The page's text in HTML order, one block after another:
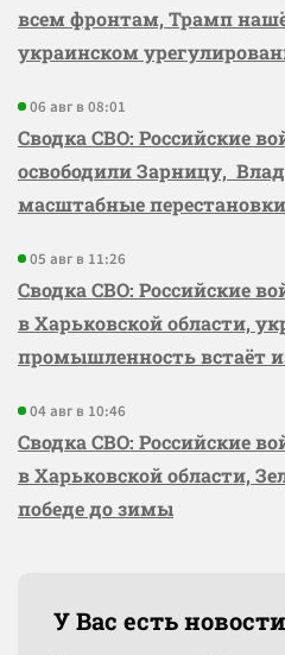
всем фронтам, Трамп
украинском
06 авг в 08:01
Сводка СВО: Российские
освободили Зарницу,
масштабные
05 авг в 11:26
Сводка СВО: Российские
в Харьковской области,
промышленность встаёт
04 авг в 10:46
Сводка СВО: Российские
в Харьковской области,
победе до зимы
У Вас есть